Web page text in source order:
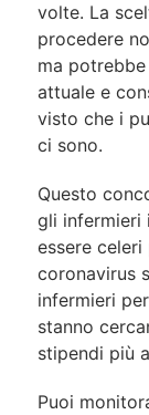
volte. La
procedere
ma
attuale e
visto che i
ci sono.
Questo
gli infermieri
essere
coronavirus
infermieri
stanno
stipendi più
Puoi